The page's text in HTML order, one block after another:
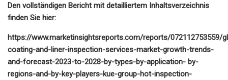
Den vollständigen Bericht mit detailliertem Inhaltsverzeichnis
finden Sie hier:
https://www.marketinsightsreports.com/reports/072112753559/
coating-and-liner-inspection-services-market-growth-trends-
and-forecast-2023-to-2028-by-types-by-application- by-
regions-and-by-key-players-kue-group-hot-inspection-